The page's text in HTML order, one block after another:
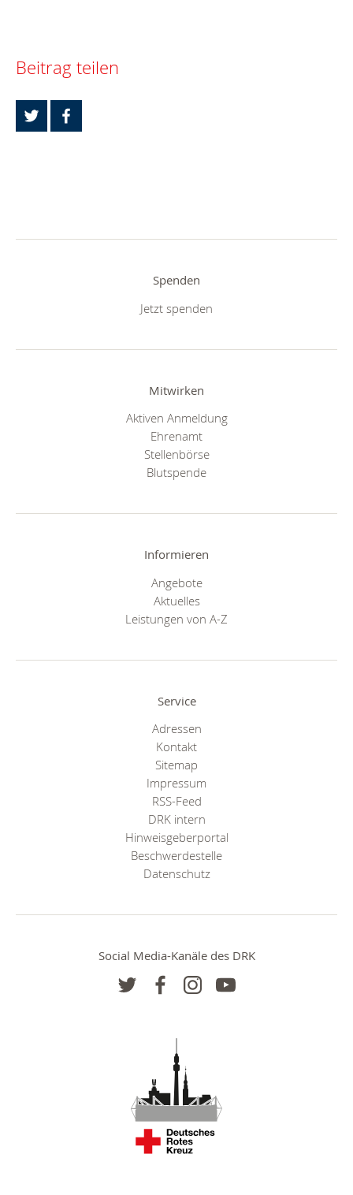
Beitrag teilen
Spenden
Jetzt spenden
Mitwirken
Aktiven Anmeldung
Ehrenamt
Stellenbörse
Blutspende
Informieren
Angebote
Aktuelles
Leistungen von A-Z
Service
Adressen
Kontakt
Sitemap
Impressum
RSS-Feed
DRK intern
Hinweisgeberportal
Beschwerdestelle
Datenschutz
Social Media-Kanäle des DRK